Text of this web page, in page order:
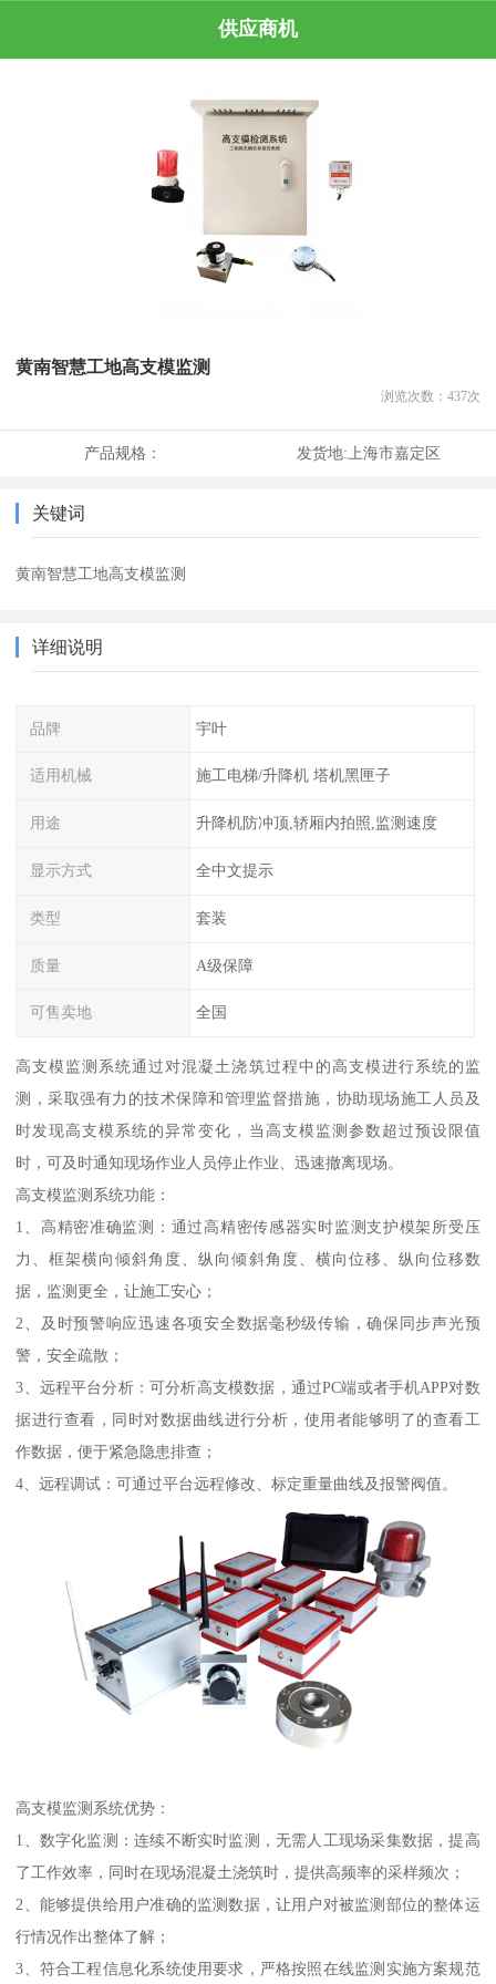
供应商机
黄南智慧工地高支模监测
浏览次数： 437次
产品规格： 发货地:上海市嘉定区
关键词
黄南智慧工地高支模监测
详细说明
品牌 宇叶
适用机械 施工电梯/升降机 塔机黑匣子
用途 升降机防冲顶,轿厢内拍照,监测速度
显示方式 全中文提示
类型 套装
质量 A级保障
可售卖地 全国
高支模监测系统通过对混凝土浇筑过程中的高支模进行系统的监
测，采取强有力的技术保障和管理监督措施，协助现场施工人员及
时发现高支模系统的异常变化，当高支模监测参数超过预设限值
时，可及时通知现场作业人员停止作业、迅速撤离现场。
高支模监测系统功能：
1、高精密准确监测：通过高精密传感器实时监测支护模架所受压
力、框架横向倾斜角度、纵向倾斜角度、横向位移、纵向位移数
据，监测更全，让施工安心；
2、及时预警响应迅速各项安全数据毫秒级传输，确保同步声光预
警，安全疏散；
3、远程平台分析：可分析高支模数据，通过PC端或者手机APP对数
据进行查看，同时对数据曲线进行分析，使用者能够明了的查看工
作数据，便于紧急隐患排查；
4、远程调试：可通过平台远程修改、标定重量曲线及报警阀值。
高支模监测系统优势：
1、数字化监测：连续不断实时监测，无需人工现场采集数据，提高
了工作效率，同时在现场混凝土浇筑时，提供高频率的采样频次；
2、能够提供给用户准确的监测数据，让用户对被监测部位的整体运
行情况作出整体了解；
3、符合工程信息化系统使用要求，严格按照在线监测实施方案规范